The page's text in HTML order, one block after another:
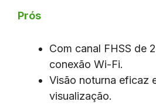
Prós
Com canal FHSS de
conexão Wi-Fi.
Visão noturna eficaz
visualização.